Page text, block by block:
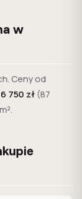
w
Ceny od
750 zł (87